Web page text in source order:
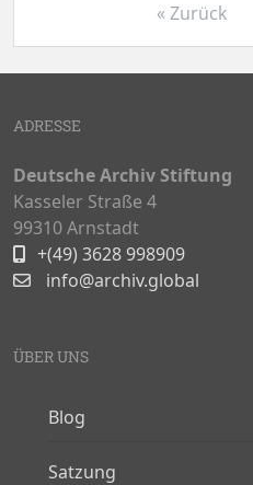
« Zurück
ADRESSE
Deutsche Archiv Stiftung
Kasseler Straße 4
99310 Arnstadt
+(49) 3628 998909
info@archiv.global
ÜBER UNS
Blog
Satzung